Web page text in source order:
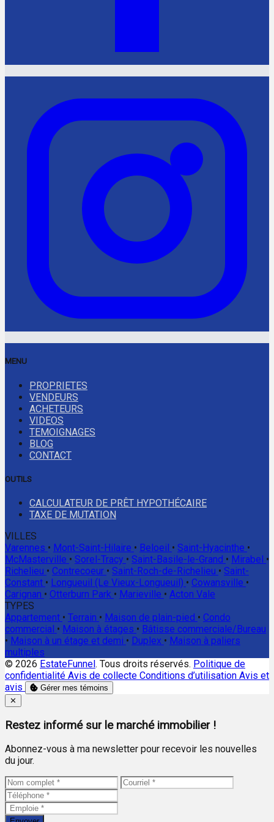
MENU
PROPRIETES
VENDEURS
ACHETEURS
VIDEOS
TEMOIGNAGES
BLOG
CONTACT
OUTILS
CALCULATEUR DE PRÊT HYPOTHÉCAIRE
TAXE DE MUTATION
VILLES
Varennes • Mont-Saint-Hilaire • Beloeil • Saint-Hyacinthe •
McMasterville • Sorel-Tracy • Saint-Basile-le-Grand • Mirabel •
Richelieu • Contrecoeur • Saint-Roch-de-Richelieu • Saint-
Constant • Longueuil (Le Vieux-Longueuil) • Cowansville •
Carignan • Otterburn Park • Marieville • Acton Vale
TYPES
Appartement • Terrain • Maison de plain-pied • Condo
commercial • Maison à étages • Bâtisse commerciale/Bureau
• Maison à un étage et demi • Duplex • Maison à paliers
multiples
© 2026 EstateFunnel. Tous droits réservés. Politique de
confidentialité Avis de collecte Conditions d’utilisation Avis et
avis
Gérer mes témoins
Close
✕
Restez informé sur le marché immobilier !
Abonnez-vous à ma newsletter pour recevoir les nouvelles
du jour.